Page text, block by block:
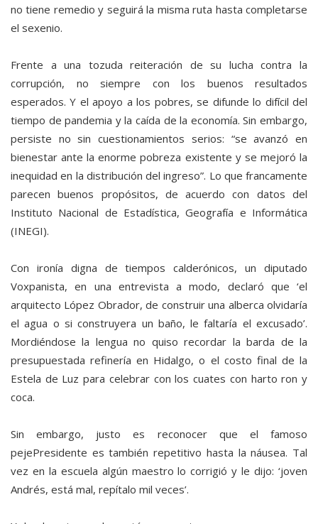
no tiene remedio y seguirá la misma ruta hasta completarse
el sexenio.
Frente a una tozuda reiteración de su lucha contra la
corrupción, no siempre con los buenos resultados
esperados. Y el apoyo a los pobres, se difunde lo difícil del
tiempo de pandemia y la caída de la economía. Sin embargo,
persiste no sin cuestionamientos serios: “se avanzó en
bienestar ante la enorme pobreza existente y se mejoró la
inequidad en la distribución del ingreso”. Lo que francamente
parecen buenos propósitos, de acuerdo con datos del
Instituto Nacional de Estadística, Geografía e Informática
(INEGI).
Con ironía digna de tiempos calderónicos, un diputado
Voxpanista, en una entrevista a modo, declaró que ‘el
arquitecto López Obrador, de construir una alberca olvidaría
el agua o si construyera un baño, le faltaría el excusado’.
Mordiéndose la lengua no quiso recordar la barda de la
presupuestada refinería en Hidalgo, o el costo final de la
Estela de Luz para celebrar con los cuates con harto ron y
coca.
Sin embargo, justo es reconocer que el famoso
pejePresidente es también repetitivo hasta la náusea. Tal
vez en la escuela algún maestro lo corrigió y le dijo: ‘joven
Andrés, está mal, repítalo mil veces’.